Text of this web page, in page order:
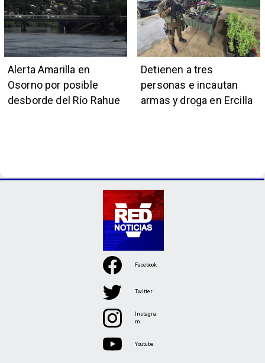
Alerta Amarilla en
Osorno por posible
desborde del Río Rahue
Detienen a tres
personas e incautan
armas y droga en Ercilla
Facebook
Twitter
Instagra
m
Youtube